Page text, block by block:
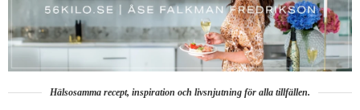
Hälsosamma recept, inspiration och livsnjutning för alla tillfällen.